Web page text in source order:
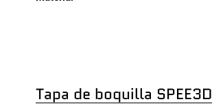
Tapa de boquilla SPEE3D